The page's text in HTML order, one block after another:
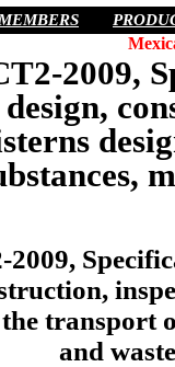
MEMBERS
2009,
transport
and